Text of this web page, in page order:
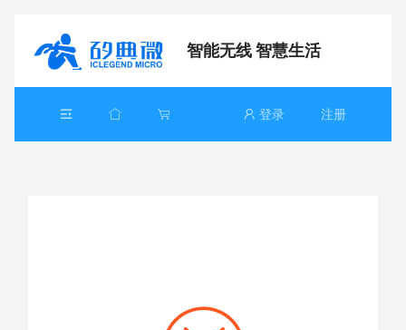
智能无线 智慧生活
注册
登录